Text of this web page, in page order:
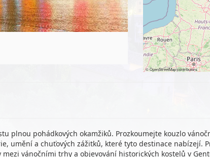
©OpenStreetMapcontributors
plnou pohádkových okamžiků. Prozkoumejte kouzlo
umění a chuťových zážitků, které tyto destinace nabízejí.
vánočními trhy a objevování historických kostelů v